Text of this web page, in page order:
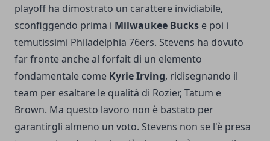
playoff ha dimostrato un carattere invidiabile,
sconfiggendo prima i Milwaukee Bucks e poi i
temutissimi Philadelphia 76ers. Stevens ha dovuto
far fronte anche al forfait di un elemento
fondamentale come Kyrie Irving, ridisegnando il
team per esaltare le qualità di Rozier, Tatum e
Brown. Ma questo lavoro non è bastato per
garantirgli almeno un voto. Stevens non se l'è presa